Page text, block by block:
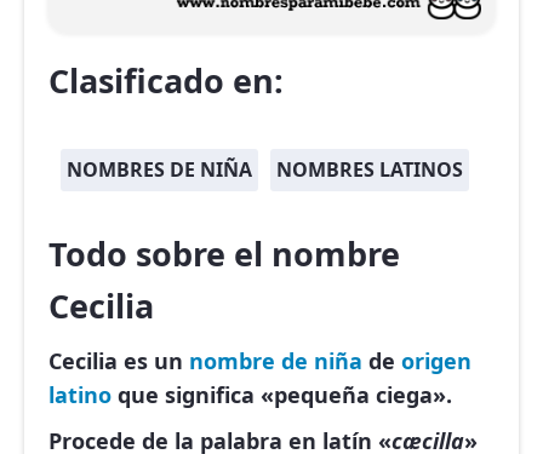
Clasificado en:
NOMBRES DE NIÑA NOMBRES LATINOS
Todo sobre el nombre
Cecilia
Cecilia es un nombre de niña de origen
latino que significa «pequeña ciega».
Procede de la palabra en latín «cæcilla»